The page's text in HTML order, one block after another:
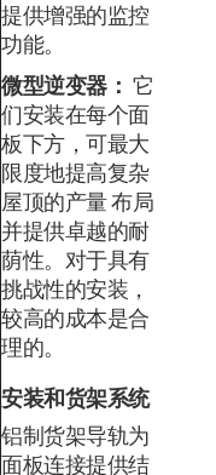
提供增强的监控
功能。
微型逆变器： 它
们安装在每个面
板下方，可最大
限度地提高复杂
屋顶的产量 布局
并提供卓越的耐
荫性。对于具有
挑战性的安装，
较高的成本是合
理的。
安装和货架系统
铝制货架导轨为
面板连接提供结